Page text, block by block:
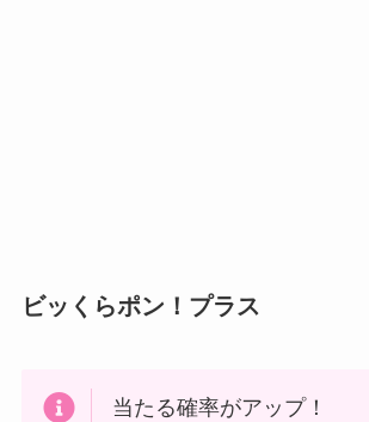
ビッくらポン！プラス
当たる確率がアップ！